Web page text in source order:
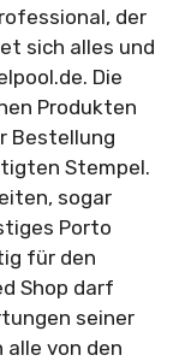
der
sich alles und
Die
Produkten
Bestellung
Stempel.
sogar
Porto
für den
Shop darf
seiner
von den